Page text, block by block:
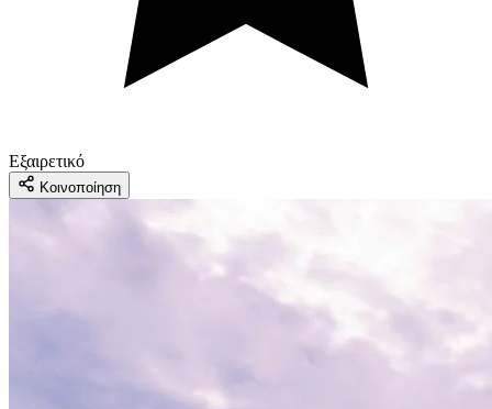
Εξαιρετικό
Κοινοποίηση